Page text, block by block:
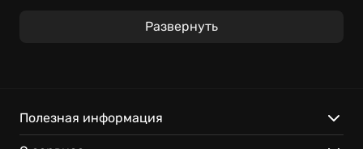
Ваши достижения всегда под рукой благодаря
облачной синхронизации.
Развернуть
Полезная информация